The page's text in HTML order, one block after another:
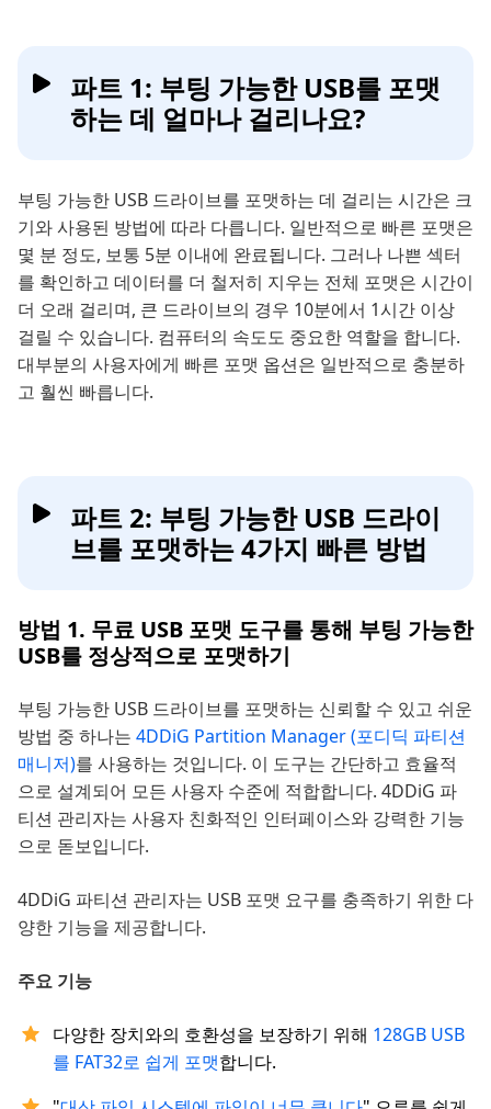
파트 1: 부팅 가능한 USB를 포맷
하는 데 얼마나 걸리나요?
부팅 가능한 USB 드라이브를 포맷하는 데 걸리는 시간은 크
기와 사용된 방법에 따라 다릅니다. 일반적으로 빠른 포맷은
몇 분 정도, 보통 5분 이내에 완료됩니다. 그러나 나쁜 섹터
를 확인하고 데이터를 더 철저히 지우는 전체 포맷은 시간이
더 오래 걸리며, 큰 드라이브의 경우 10분에서 1시간 이상
걸릴 수 있습니다. 컴퓨터의 속도도 중요한 역할을 합니다.
대부분의 사용자에게 빠른 포맷 옵션은 일반적으로 충분하
고 훨씬 빠릅니다.
파트 2: 부팅 가능한 USB 드라이
브를 포맷하는 4가지 빠른 방법
방법 1. 무료 USB 포맷 도구를 통해 부팅 가능한
USB를 정상적으로 포맷하기
부팅 가능한 USB 드라이브를 포맷하는 신뢰할 수 있고 쉬운
방법 중 하나는 4DDiG Partition Manager (포디딕 파티션
매니저)를 사용하는 것입니다. 이 도구는 간단하고 효율적
으로 설계되어 모든 사용자 수준에 적합합니다. 4DDiG 파
티션 관리자는 사용자 친화적인 인터페이스와 강력한 기능
으로 돋보입니다.
4DDiG 파티션 관리자는 USB 포맷 요구를 충족하기 위한 다
양한 기능을 제공합니다.
주요 기능
다양한 장치와의 호환성을 보장하기 위해 128GB USB
를 FAT32로 쉽게 포맷합니다.